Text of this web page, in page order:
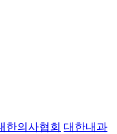
한의사협회 대한내과